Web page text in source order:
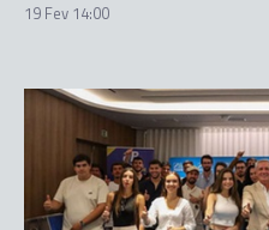
19 Fev 14:00